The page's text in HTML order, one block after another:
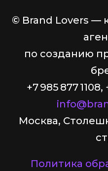
© Brand Lovers —
по созданию
+7 985 877
Москва,
Политика